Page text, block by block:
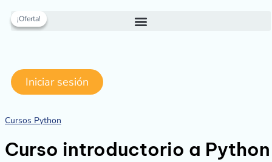
al
contenido
Iniciar sesión
Cursos Python
Curso introductorio a Python
introductorio
¡Oferta!
¡Oferta!